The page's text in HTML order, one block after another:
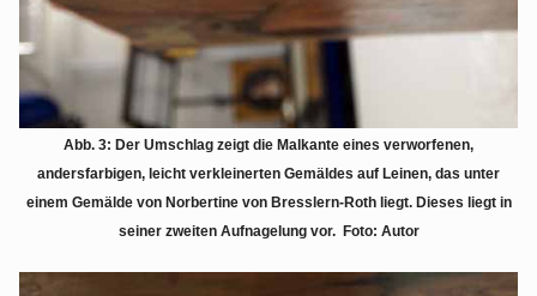
Abb. 3: Der Umschlag zeigt die Malkante eines verworfenen,
andersfarbigen, leicht verkleinerten Gemäldes auf Leinen, das unter
einem Gemälde von Norbertine von Bresslern-Roth liegt. Dieses liegt in
seiner zweiten Aufnagelung vor. Foto: Autor